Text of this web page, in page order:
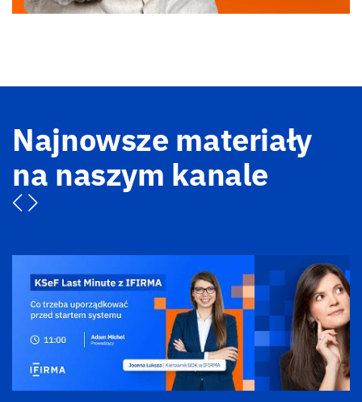
Najnowsze materiały
na naszym kanale